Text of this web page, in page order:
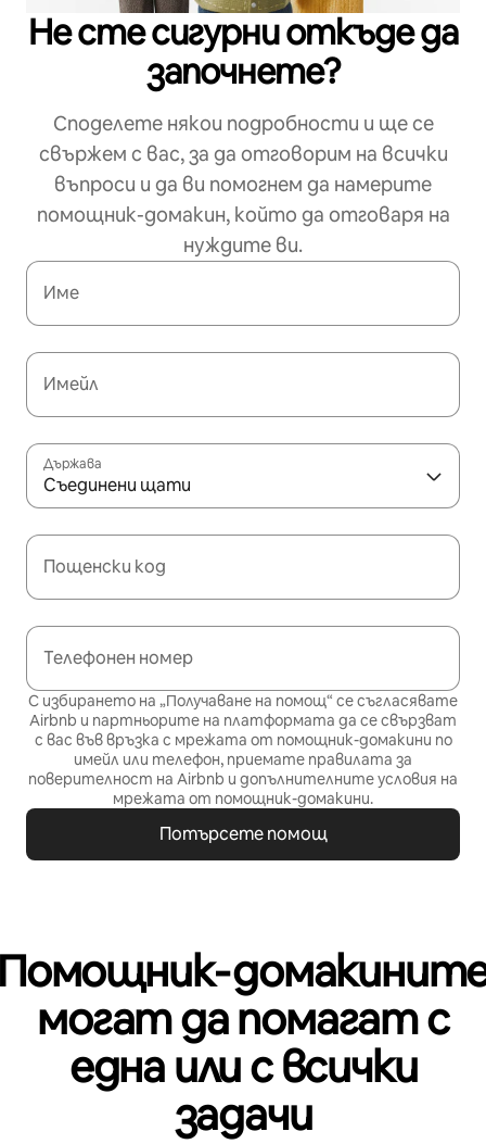
Не сте сигурни откъде да
започнете?
Споделете някои подробности и ще се
свържем с вас, за да отговорим на всички
въпроси и да ви помогнем да намерите
помощник-домакин, който да отговаря на
нуждите ви.
Име
Имейл
Държава
Съединени щати
Пощенски код
Телефонен номер
С избирането на „Получаване на помощ“ се съгласявате
Airbnb и партньорите на платформата да се свързват
с вас във връзка с мрежата от помощник-домакини по
имейл или телефон, приемате правилата за
поверителност на Airbnb и допълнителните условия на
мрежата от помощник-домакини.
Потърсете помощ
могат да помагат с
една или с всички
задачи